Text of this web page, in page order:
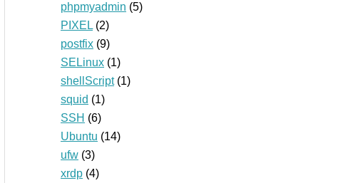
phpmyadmin (5)
PIXEL (2)
postfix (9)
SELinux (1)
shellScript(1)
squid (1)
SSH (6)
Ubuntu (14)
ufw (3)
xrdp (4)